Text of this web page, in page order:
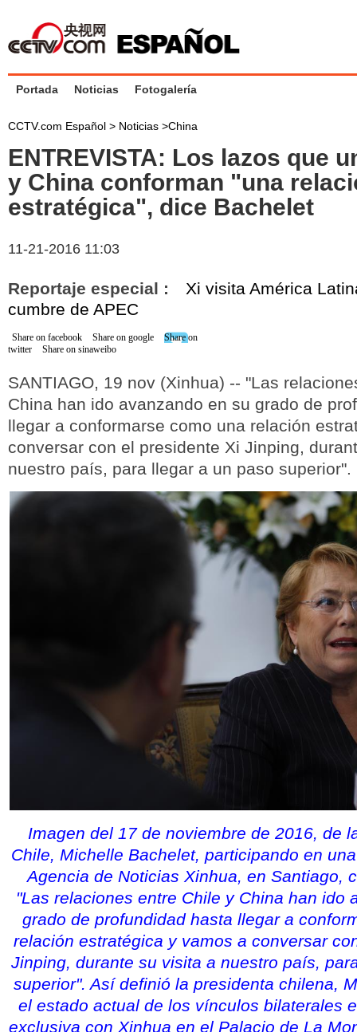
Portada Noticias Fotogalería
CCTV.com Español > Noticias >China
ENTREVISTA: Los lazos que
y China conforman "una
estratégica", dice Bachelet
11-21-2016 11:03
Reportaje especial : Xi visita América
cumbre de APEC
Share on facebook Share on google
Share on
twitter
Share on sinaweibo
SANTIAGO, 19 nov (Xinhua) -- "Las
China han ido avanzando en su grado de
llegar a conformarse como una relación
conversar con el presidente Xi Jinping,
nuestro país, para llegar a un paso superior".
Imagen del 17 de noviembre de 2016, de
Chile, Michelle Bachelet, participando en
Agencia de Noticias Xinhua, en Santiago,
"Las relaciones entre Chile y China han ido
grado de profundidad hasta llegar a
relación estratégica y vamos a conversar
Jinping, durante su visita a nuestro país,
superior". Así definió la presidenta chilena,
el estado actual de los vínculos bilaterales
exclusiva con Xinhua en el Palacio de La